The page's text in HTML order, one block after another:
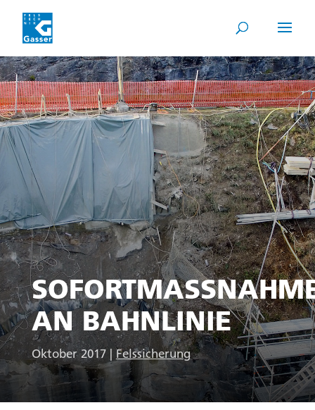
AN BAHNLINIE
Oktober 2017|Felssicherung